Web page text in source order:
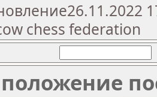
chess federation